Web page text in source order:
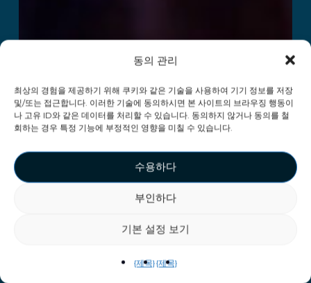
동의 관리
최상의 경험을 제공하기 위해 쿠키와 같은 기술을 사용하여 기기 정보를 저장
및/또는 접근합니다. 이러한 기술에 동의하시면 본 사이트의 브라우징 행동이
나 고유 ID와 같은 데이터를 처리할 수 있습니다. 동의하지 않거나 동의를 철
회하는 경우 특정 기능에 부정적인 영향을 미칠 수 있습니다.
수용하다
부인하다
기본 설정 보기
{제목}{제목}